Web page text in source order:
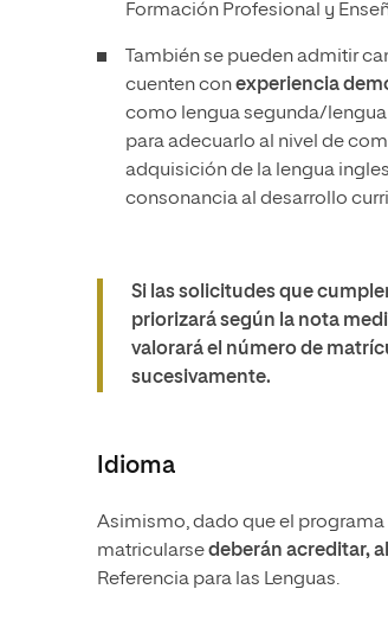
Formación Profesional y
También se pueden admitir
cuenten conexperiencia
como lengua segunda/
para adecuarlo al nivel de
adquisición de la lengua
consonancia al desarrollo
Si las solicitudes que
priorizará según la nota
valorará el número de
sucesivamente.
Idioma
Asimismo, dado que el
matricularsedeberán acreditar,
Referencia para las Lenguas.